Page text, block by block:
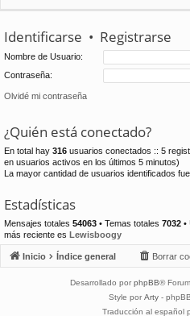
Identificarse • Registrarse
Nombre de Usuario:
Contraseña:
Olvidé mi contraseña
¿Quién está conectado?
En total hay 316 usuarios conectados :: 5
en usuarios activos en los últimos 5 minutos)
La mayor cantidad de usuarios identificados fue
Estadísticas
Mensajes totales 54063 • Temas totales 7032 •
más reciente es Lewisboogy
Inicio Índice general Borrar
Desarrollado por phpBB®
Style por Arty -
Traducción al español